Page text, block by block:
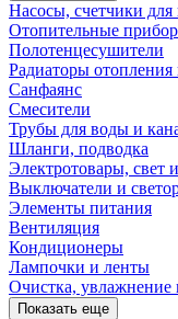
Насосы, счетчики
Отопительные
Полотенцесушители
Радиаторы отопления
Санфаянс
Смесители
Трубы для воды и
Шланги, подводка
Электротовары, свет
Выключатели и
Элементы питания
Вентиляция
Кондиционеры
Лампочки и ленты
Очистка, увлажнение
Показать еще